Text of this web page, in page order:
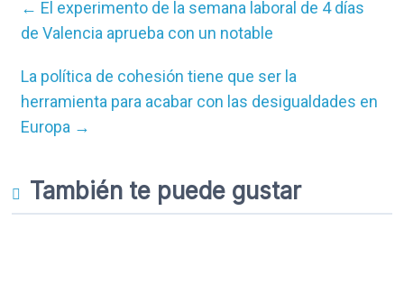
← El experimento de la semana laboral de 4 días
de Valencia aprueba con un notable
La política de cohesión tiene que ser la
herramienta para acabar con las desigualdades en
Europa →
También te puede gustar